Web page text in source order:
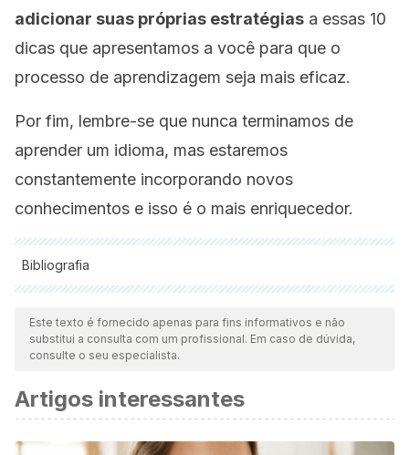
adicionar suas próprias estratégias a essas 10
dicas que apresentamos a você para que o
processo de aprendizagem seja mais eficaz.
Por fim, lembre-se que nunca terminamos de
aprender um idioma, mas estaremos
constantemente incorporando novos
conhecimentos e isso é o mais enriquecedor.
Bibliografia
Todas as fontes citadas foram minuciosamente revisadas por
nossa equipe para garantir sua qualidade, confiabilidade,
atualidade e validade. A bibliografia deste artigo foi
cientificamente.
Rubio Alcalá, F. D. (2020). La ansiedad en el
Este texto é fornecido apenas para fins informativos e não
substitui a consulta com um profissional. Em caso de dúvida,
consulte o seu especialista.
Artigos interessantes